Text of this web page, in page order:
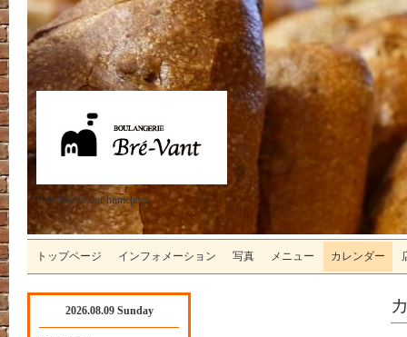
Welcome to our homepage
トップページ インフォメーション 写真 メニュー カレンダー
2026.08.09 Sunday